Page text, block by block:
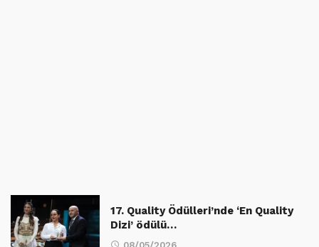
17. Quality Ödülleri’nde ‘En Quality
Dizi’ ödülü…